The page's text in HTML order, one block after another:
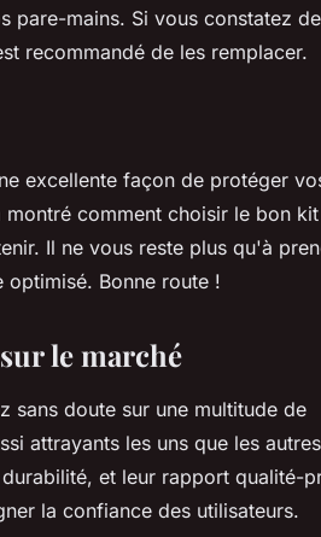
pare-mains. Si vous constatez
recommandé de les remplacer.
excellente façon de protéger
comment choisir le bon
Il ne vous reste plus qu'à
Bonne route !
le marché
sans doute sur une multitude de
attrayants les uns que les
et leur rapport qualité-
la confiance des utilisateurs.